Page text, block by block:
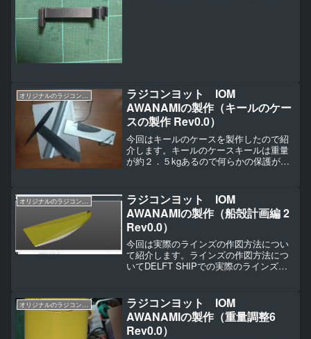
オリジナルのラジコンヨットの作り方（IOM AWANAMI編）
ラジコンヨット IOM
AWANAMIの製作（キールのケー
スの製作 Rev0.0）
今回はキールのケースを製作したので紹
介します。キールのケースキールは重量
が約２．５kgあるので何らかの保護がで
まりしたくないので（ ＾ω
＾）・・・。レース日の朝なんかに...
オリジナルのラジコンヨットの作り方（IOM AWANAMI編）
ラジコンヨット IOM
AWANAMIの製作（船殻計画編 2
Rev0.0）
今回は実際のラインズの作図方法につい
て紹介します。ラインズの作図方法につ
いてDELFT SHIPでの実際のラインズの
動させたらNew pro...
オリジナルのラジコンヨットの作り方（IOM AWANAMI編）
ラジコンヨット IOM
AWANAMIの製作（重量調整6
Rev0.0）